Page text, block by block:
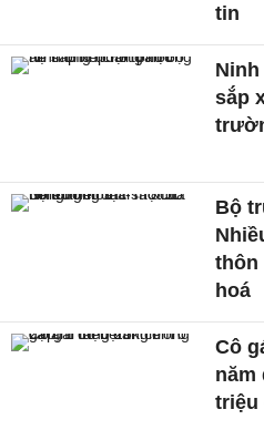
tin
sắp
Bộ
thôn
hoá
Cô
năm
triệu